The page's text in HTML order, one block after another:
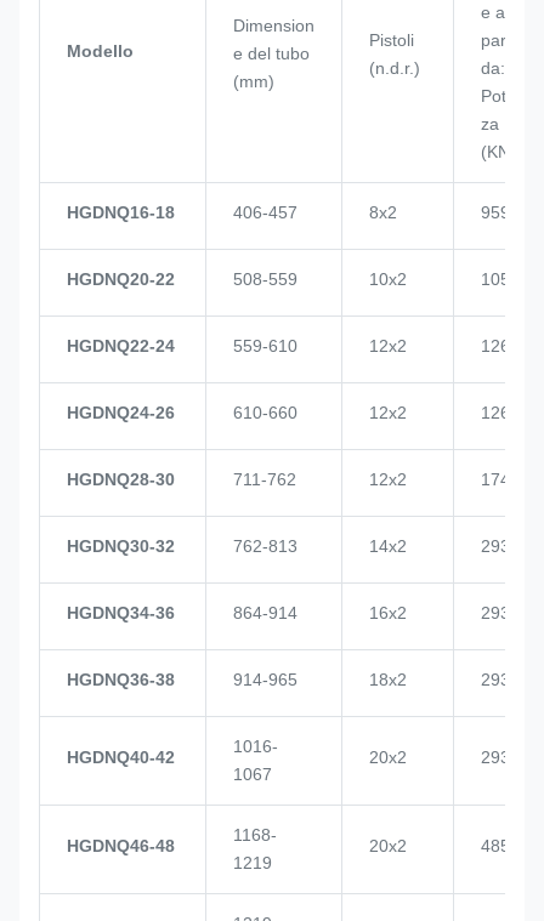
Modello
Dimension
e del tubo
(mm)
Pistoli
(n.d.r.)
e a
partire
da:
Poten
za
(KN)
HGDNQ16-18 406-457 8x2 959
HGDNQ20-22 508-559 10x2 1057
HGDNQ22-24 559-610 12x2 1268
HGDNQ24-26 610-660 12x2 1268
HGDNQ28-30 711-762 12x2 1748
HGDNQ30-32 762-813 14x2 2937
HGDNQ34-36 864-914 16x2 2937
HGDNQ36-38 914-965 18x2 2937
HGDNQ40-42
1016-
1067
20x2 2937
HGDNQ46-48
1168-
1219
20x2 4855